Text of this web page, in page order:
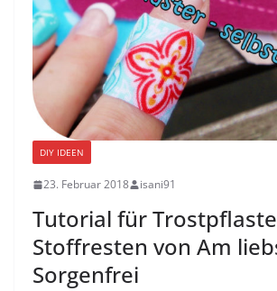
DIY IDEEN
23. Februar 2018 isani91
Tutorial für
Stoffresten von Am
Sorgenfrei